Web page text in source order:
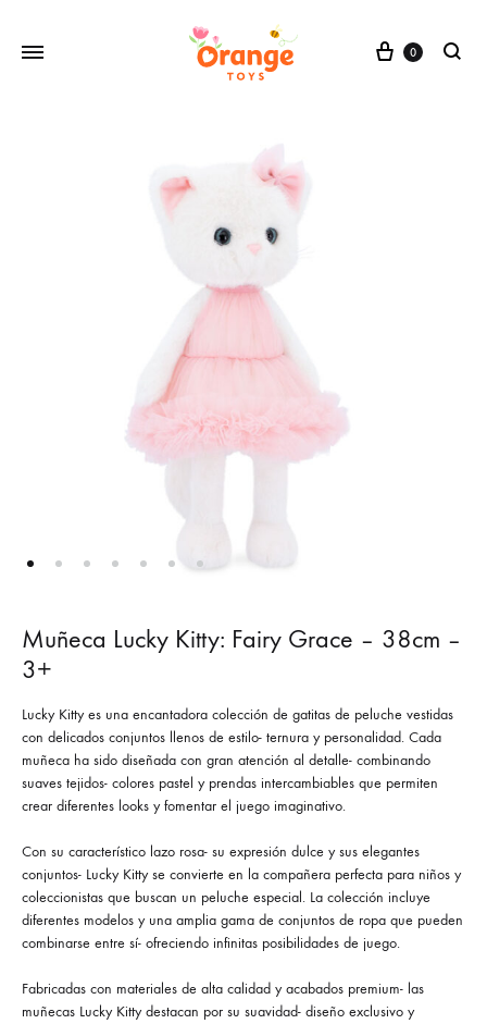
Cesta
0
buscar
Muñeca Lucky Kitty: Fairy Grace – 38cm –
3+
Lucky Kitty es una encantadora colección de gatitas de peluche vestidas
con delicados conjuntos llenos de estilo- ternura y personalidad. Cada
muñeca ha sido diseñada con gran atención al detalle- combinando
suaves tejidos- colores pastel y prendas intercambiables que permiten
crear diferentes looks y fomentar el juego imaginativo.
Con su característico lazo rosa- su expresión dulce y sus elegantes
conjuntos- Lucky Kitty se convierte en la compañera perfecta para niños y
coleccionistas que buscan un peluche especial. La colección incluye
diferentes modelos y una amplia gama de conjuntos de ropa que pueden
combinarse entre sí- ofreciendo infinitas posibilidades de juego.
Fabricadas con materiales de alta calidad y acabados premium- las
muñecas Lucky Kitty destacan por su suavidad- diseño exclusivo y